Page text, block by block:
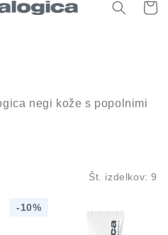
negi kože s popolnimi
Št. izdelkov: 9
10%
10%